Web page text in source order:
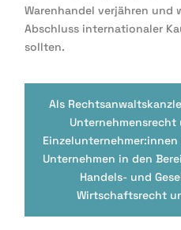
Warenhandel verjähren und
Abschluss internationaler
sollten.
Als
Unternehmensrecht
Unternehmen in den
Handels- und
Wirtschaftsrecht